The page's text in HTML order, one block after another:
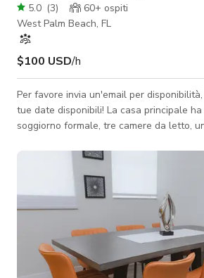
5.0 (3) 60+ ospiti
West Palm Beach, FL
$100 USD/h
Per favore invia un'email per
tue date disponibili! La casa principale ha una cucina da chef,
soggiorno formale, tre camere da letto,
servizio e sala da pranzo con posti a
camere da letto e un bagno. Ristrutturata